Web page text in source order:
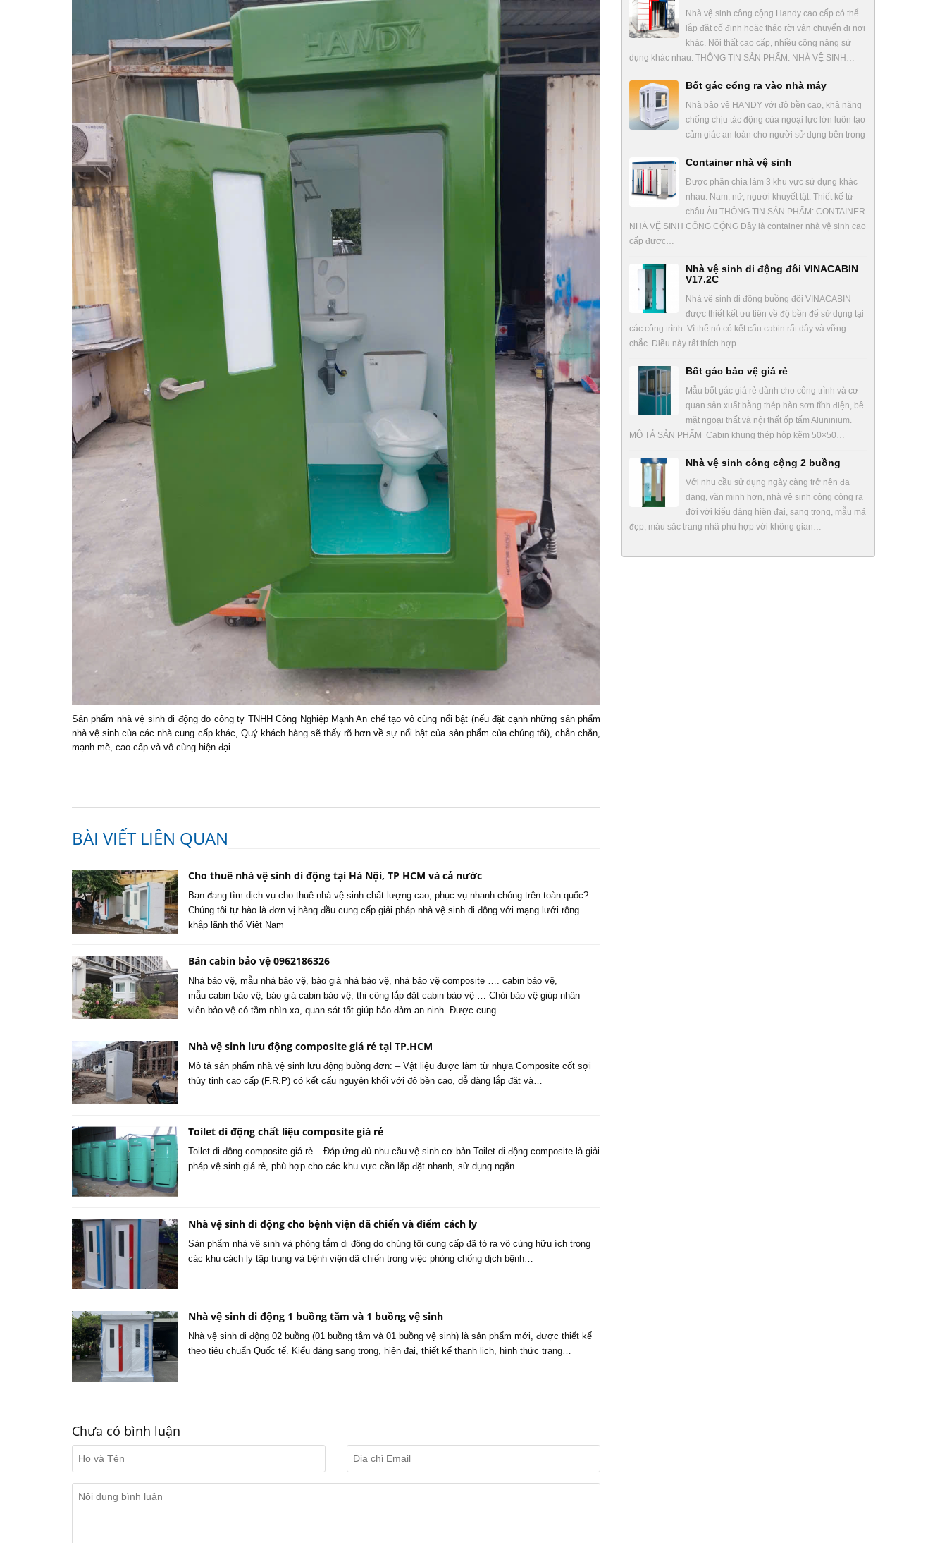
Sản phẩm nhà vệ sinh di động do công ty TNHH Công Nghiệp Mạnh An chế tạo vô cùng nổi bật (nếu đặt cạnh những sản phẩm
nhà vệ sinh của các nhà cung cấp khác, Quý khách hàng sẽ thấy rõ hơn về sự nổi bật của sản phẩm của chúng tôi), chắn chắn,
mạnh mẽ, cao cấp và vô cùng hiện đại.
BÀI VIẾT LIÊN QUAN
Cho thuê nhà vệ sinh di động tại Hà Nội, TP HCM và cả nước
Bạn đang tìm dịch vụ cho thuê nhà vệ sinh chất lượng cao, phục vụ nhanh chóng trên toàn quốc?
Chúng tôi tự hào là đơn vị hàng đầu cung cấp giải pháp nhà vệ sinh di động với mạng lưới rộng
khắp lãnh thổ Việt Nam
Bán cabin bảo vệ 0962186326
Nhà bảo vệ, mẫu nhà bảo vệ, báo giá nhà bảo vệ, nhà bảo vệ composite …. cabin bảo vệ,
mẫu cabin bảo vệ, báo giá cabin bảo vệ, thi công lắp đặt cabin bảo vệ … Chòi bảo vệ giúp nhân
viên bảo vệ có tầm nhìn xa, quan sát tốt giúp bảo đảm an ninh. Được cung…
Nhà vệ sinh lưu động composite giá rẻ tại TP.HCM
Mô tả sản phẩm nhà vệ sinh lưu động buồng đơn: – Vật liệu được làm từ nhựa Composite cốt sợi
thủy tinh cao cấp (F.R.P) có kết cấu nguyên khối với độ bền cao, dễ dàng lắp đặt và…
Toilet di động chất liệu composite giá rẻ
Toilet di động composite giá rẻ – Đáp ứng đủ nhu cầu vệ sinh cơ bản Toilet di động composite là giải
pháp vệ sinh giá rẻ, phù hợp cho các khu vực cần lắp đặt nhanh, sử dụng ngắn…
Nhà vệ sinh di động cho bệnh viện dã chiến và điểm cách ly
Sản phẩm nhà vệ sinh và phòng tắm di động do chúng tôi cung cấp đã tỏ ra vô cùng hữu ích trong
các khu cách ly tập trung và bệnh viện dã chiến trong việc phòng chống dịch bệnh…
Nhà vệ sinh di động 1 buồng tắm và 1 buồng vệ sinh
Nhà vệ sinh di động 02 buồng (01 buồng tắm và 01 buồng vệ sinh) là sản phẩm mới, được thiết kế
theo tiêu chuẩn Quốc tế. Kiểu dáng sang trọng, hiện đại, thiết kế thanh lịch, hình thức trang…
Chưa có bình luận
Nhà vệ sinh công cộng Handy cao cấp có thể
lắp đặt cố định hoặc tháo rời vận chuyển đi nơi
khác. Nội thất cao cấp, nhiều công năng sử
dụng khác nhau. THÔNG TIN SẢN PHẨM: NHÀ VỆ SINH…
Bốt gác cổng ra vào nhà máy
Nhà bảo vệ HANDY với độ bền cao, khả năng
chống chịu tác động của ngoại lực lớn luôn tạo
cảm giác an toàn cho người sử dụng bên trong
Container nhà vệ sinh
Được phân chia làm 3 khu vực sử dụng khác
nhau: Nam, nữ, người khuyết tật. Thiết kế từ
châu Âu THÔNG TIN SẢN PHẨM: CONTAINER
NHÀ VỆ SINH CÔNG CỘNG Đây là container nhà vệ sinh cao
cấp được…
Nhà vệ sinh di động đôi VINACABIN
V17.2C
Nhà vệ sinh di động buồng đôi VINACABIN
được thiết kết ưu tiên về độ bền để sử dụng tại
các công trình. Vì thế nó có kết cấu cabin rất dầy và vững
chắc. Điều này rất thích hợp…
Bốt gác bảo vệ giá rẻ
Mẫu bốt gác giá rẻ dành cho công trình và cơ
quan sản xuất bằng thép hàn sơn tĩnh điện, bề
mặt ngoại thất và nội thất ốp tấm Aluninium.
MÔ TẢ SẢN PHẨM Cabin khung thép hộp kẽm 50×50…
Nhà vệ sinh công cộng 2 buồng
Với nhu cầu sử dụng ngày càng trở nên đa
dạng, văn minh hơn, nhà vệ sinh công cộng ra
đời với kiểu dáng hiện đại, sang trọng, mẫu mã
đẹp, màu săc trang nhã phù hợp với không gian…